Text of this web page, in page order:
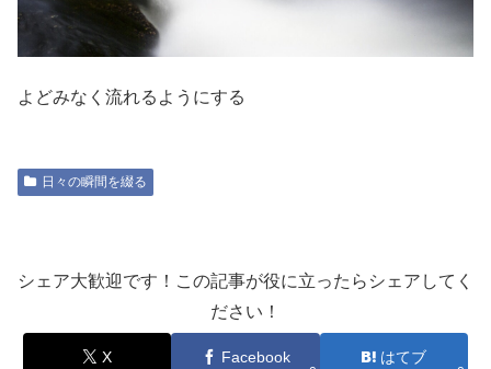
よどみなく流れるようにする
日々の瞬間を綴る
シェア大歓迎です！この記事が役に立ったらシェアしてく
ださい！
X Facebook はてブ